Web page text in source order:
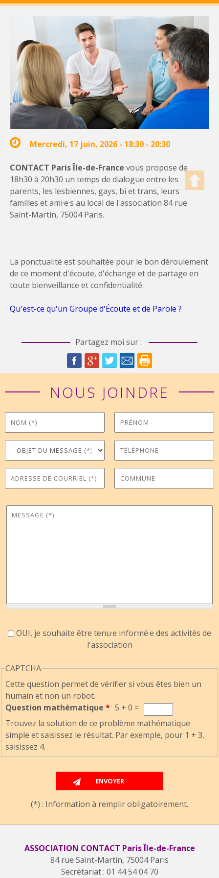
Mercredi, 17 juin, 2026 - 18:30 - 20:30
CONTACT Paris Île-de-France vous propose de
18h30 à 20h30 un temps de dialogue entre les
parents, les lesbiennes, gays, bi et trans, leurs
familles et ami·e·s au local de l'association 84 rue
Saint-Martin, 75004 Paris.
La ponctualité est souhaitée pour le bon déroulement
de ce moment d'écoute, d'échange et de partage en
toute bienveillance et confidentialité.
Qu'est-ce qu'un Groupe d'Écoute et de Parole ?
Partagez moi sur :
NOUS JOINDRE
Nom*
Prénom
Objet du message *
Téléphone
Adresse de courriel*
Commune
Message*
Accord information
OUI, je souhaite être tenu·e informé·e des activités de
l'association
CAPTCHA
Cette question permet de vérifier si vous êtes bien un
humain et non un robot.
Question mathématique * 5 + 0 =
Trouvez la solution de ce problème mathématique
simple et saisissez le résultat. Par exemple, pour 1 + 3,
saisissez 4.
(*) : Information à remplir obligatoirement.
ASSOCIATION CONTACT Paris Île-de-France
84 rue Saint-Martin, 75004 Paris
Secrétariat : 01 44 54 04 70